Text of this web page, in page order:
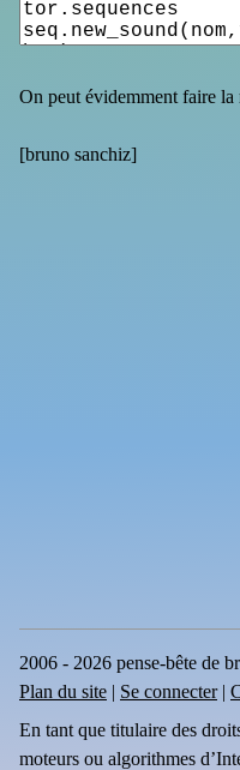
On peut évidemment faire la
[bruno sanchiz]
2006 - 2026 pense-bête de
Plan du site | Se connecter|
En tant que titulaire des
moteurs ou algorithmes